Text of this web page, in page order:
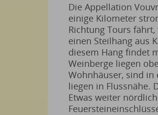
Die Appellation
einige Kilometer
Richtung Tours
einen Steilhang aus
diesem Hang findet
Weinberge liegen
Wohnhäuser, sind in
liegen in Flussnähe.
Etwas weiter